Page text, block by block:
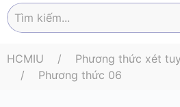
HCMIU
Phương thức xét
Phương thức 06